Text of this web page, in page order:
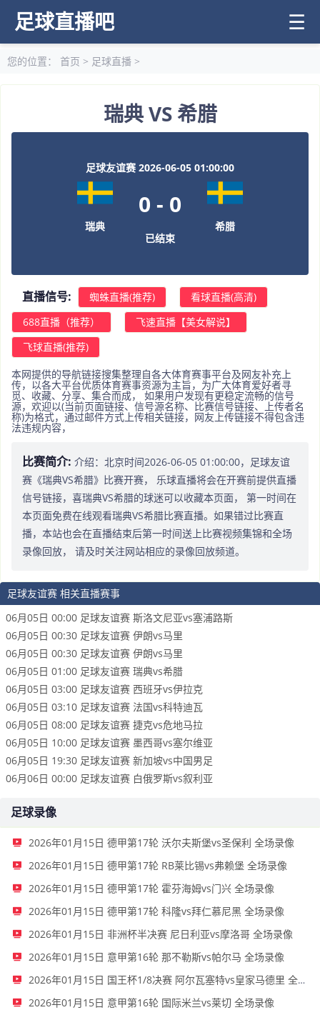
足球直播吧 ☰
您的位置： 首页 > 足球直播 >
瑞典 VS 希腊
足球友谊赛 2026-06-05 01:00:00
瑞典
0 - 0
已结束
希腊
直播信号: 蜘蛛直播(推荐)
看球直播(高清)
688直播（推荐）
飞速直播【美女解说】
飞球直播(推荐)
本网提供的导航链接搜集整理自各大体育赛事平台及网友补充上
传，以各大平台优质体育赛事资源为主旨，为广大体育爱好者寻
觅、收藏、分享、集合而成， 如果用户发现有更稳定流畅的信号
源，欢迎以(当前页面链接、信号源名称、比赛信号链接、上传者名
称)为格式，通过邮件方式上传相关链接，网友上传链接不得包含违
法违规内容，
比赛简介: 介绍：北京时间2026-06-05 01:00:00，足球友谊
赛《瑞典VS希腊》比赛开赛， 乐球直播将会在开赛前提供直播
信号链接，喜瑞典VS希腊的球迷可以收藏本页面， 第一时间在
本页面免费在线观看瑞典VS希腊比赛直播。如果错过比赛直
播，本站也会在直播结束后第一时间送上比赛视频集锦和全场
录像回放， 请及时关注网站相应的录像回放频道。
足球友谊赛 相关直播赛事
06月05日 00:00 足球友谊赛 斯洛文尼亚vs塞浦路斯
06月05日 00:30 足球友谊赛 伊朗vs马里
06月05日 00:30 足球友谊赛 伊朗vs马里
06月05日 01:00 足球友谊赛 瑞典vs希腊
06月05日 03:00 足球友谊赛 西班牙vs伊拉克
06月05日 03:10 足球友谊赛 法国vs科特迪瓦
06月05日 08:00 足球友谊赛 捷克vs危地马拉
06月05日 10:00 足球友谊赛 墨西哥vs塞尔维亚
06月05日 19:30 足球友谊赛 新加坡vs中国男足
06月06日 00:00 足球友谊赛 白俄罗斯vs叙利亚
足球录像
2026年01月15日 德甲第17轮 沃尔夫斯堡vs圣保利 全场录像
2026年01月15日 德甲第17轮 RB莱比锡vs弗赖堡 全场录像
2026年01月15日 德甲第17轮 霍芬海姆vs门兴 全场录像
2026年01月15日 德甲第17轮 科隆vs拜仁慕尼黑 全场录像
2026年01月15日 非洲杯半决赛 尼日利亚vs摩洛哥 全场录像
2026年01月15日 意甲第16轮 那不勒斯vs帕尔马 全场录像
2026年01月15日 国王杯1/8决赛 阿尔瓦塞特vs皇家马德里 全场录像
2026年01月15日 意甲第16轮 国际米兰vs莱切 全场录像